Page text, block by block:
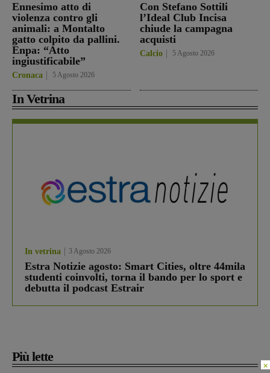
Ennesimo atto di
violenza contro gli
animali: a Montalto
gatto colpito da pallini.
Enpa: “Atto
ingiustificabile”
Cronaca 5 Agosto 2026
Con Stefano Sottili
l’Ideal Club Incisa
chiude la campagna
acquisti
Calcio 5 Agosto 2026
In Vetrina
In vetrina 3 Agosto 2026
Estra Notizie agosto: Smart Cities, oltre 44mila
studenti coinvolti, torna il bando per lo sport e
debutta il podcast Estrair
Più lette
×